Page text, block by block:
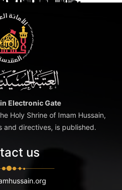
Electronic Gate
Holy Shrine of Imam Hussain,
and directives, is published.
us